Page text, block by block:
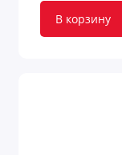
В корзину